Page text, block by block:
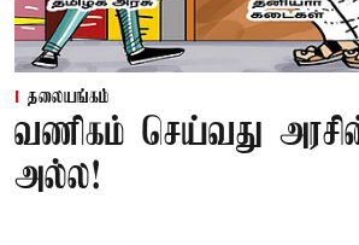
தலையங்கம்
வணிகம் செய்வது
அல்ல!